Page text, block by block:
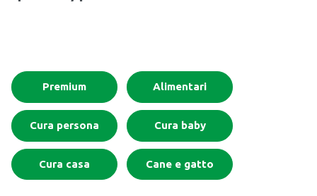
Premium Alimentari
Cura persona Cura baby
Cura casa Cane e gatto